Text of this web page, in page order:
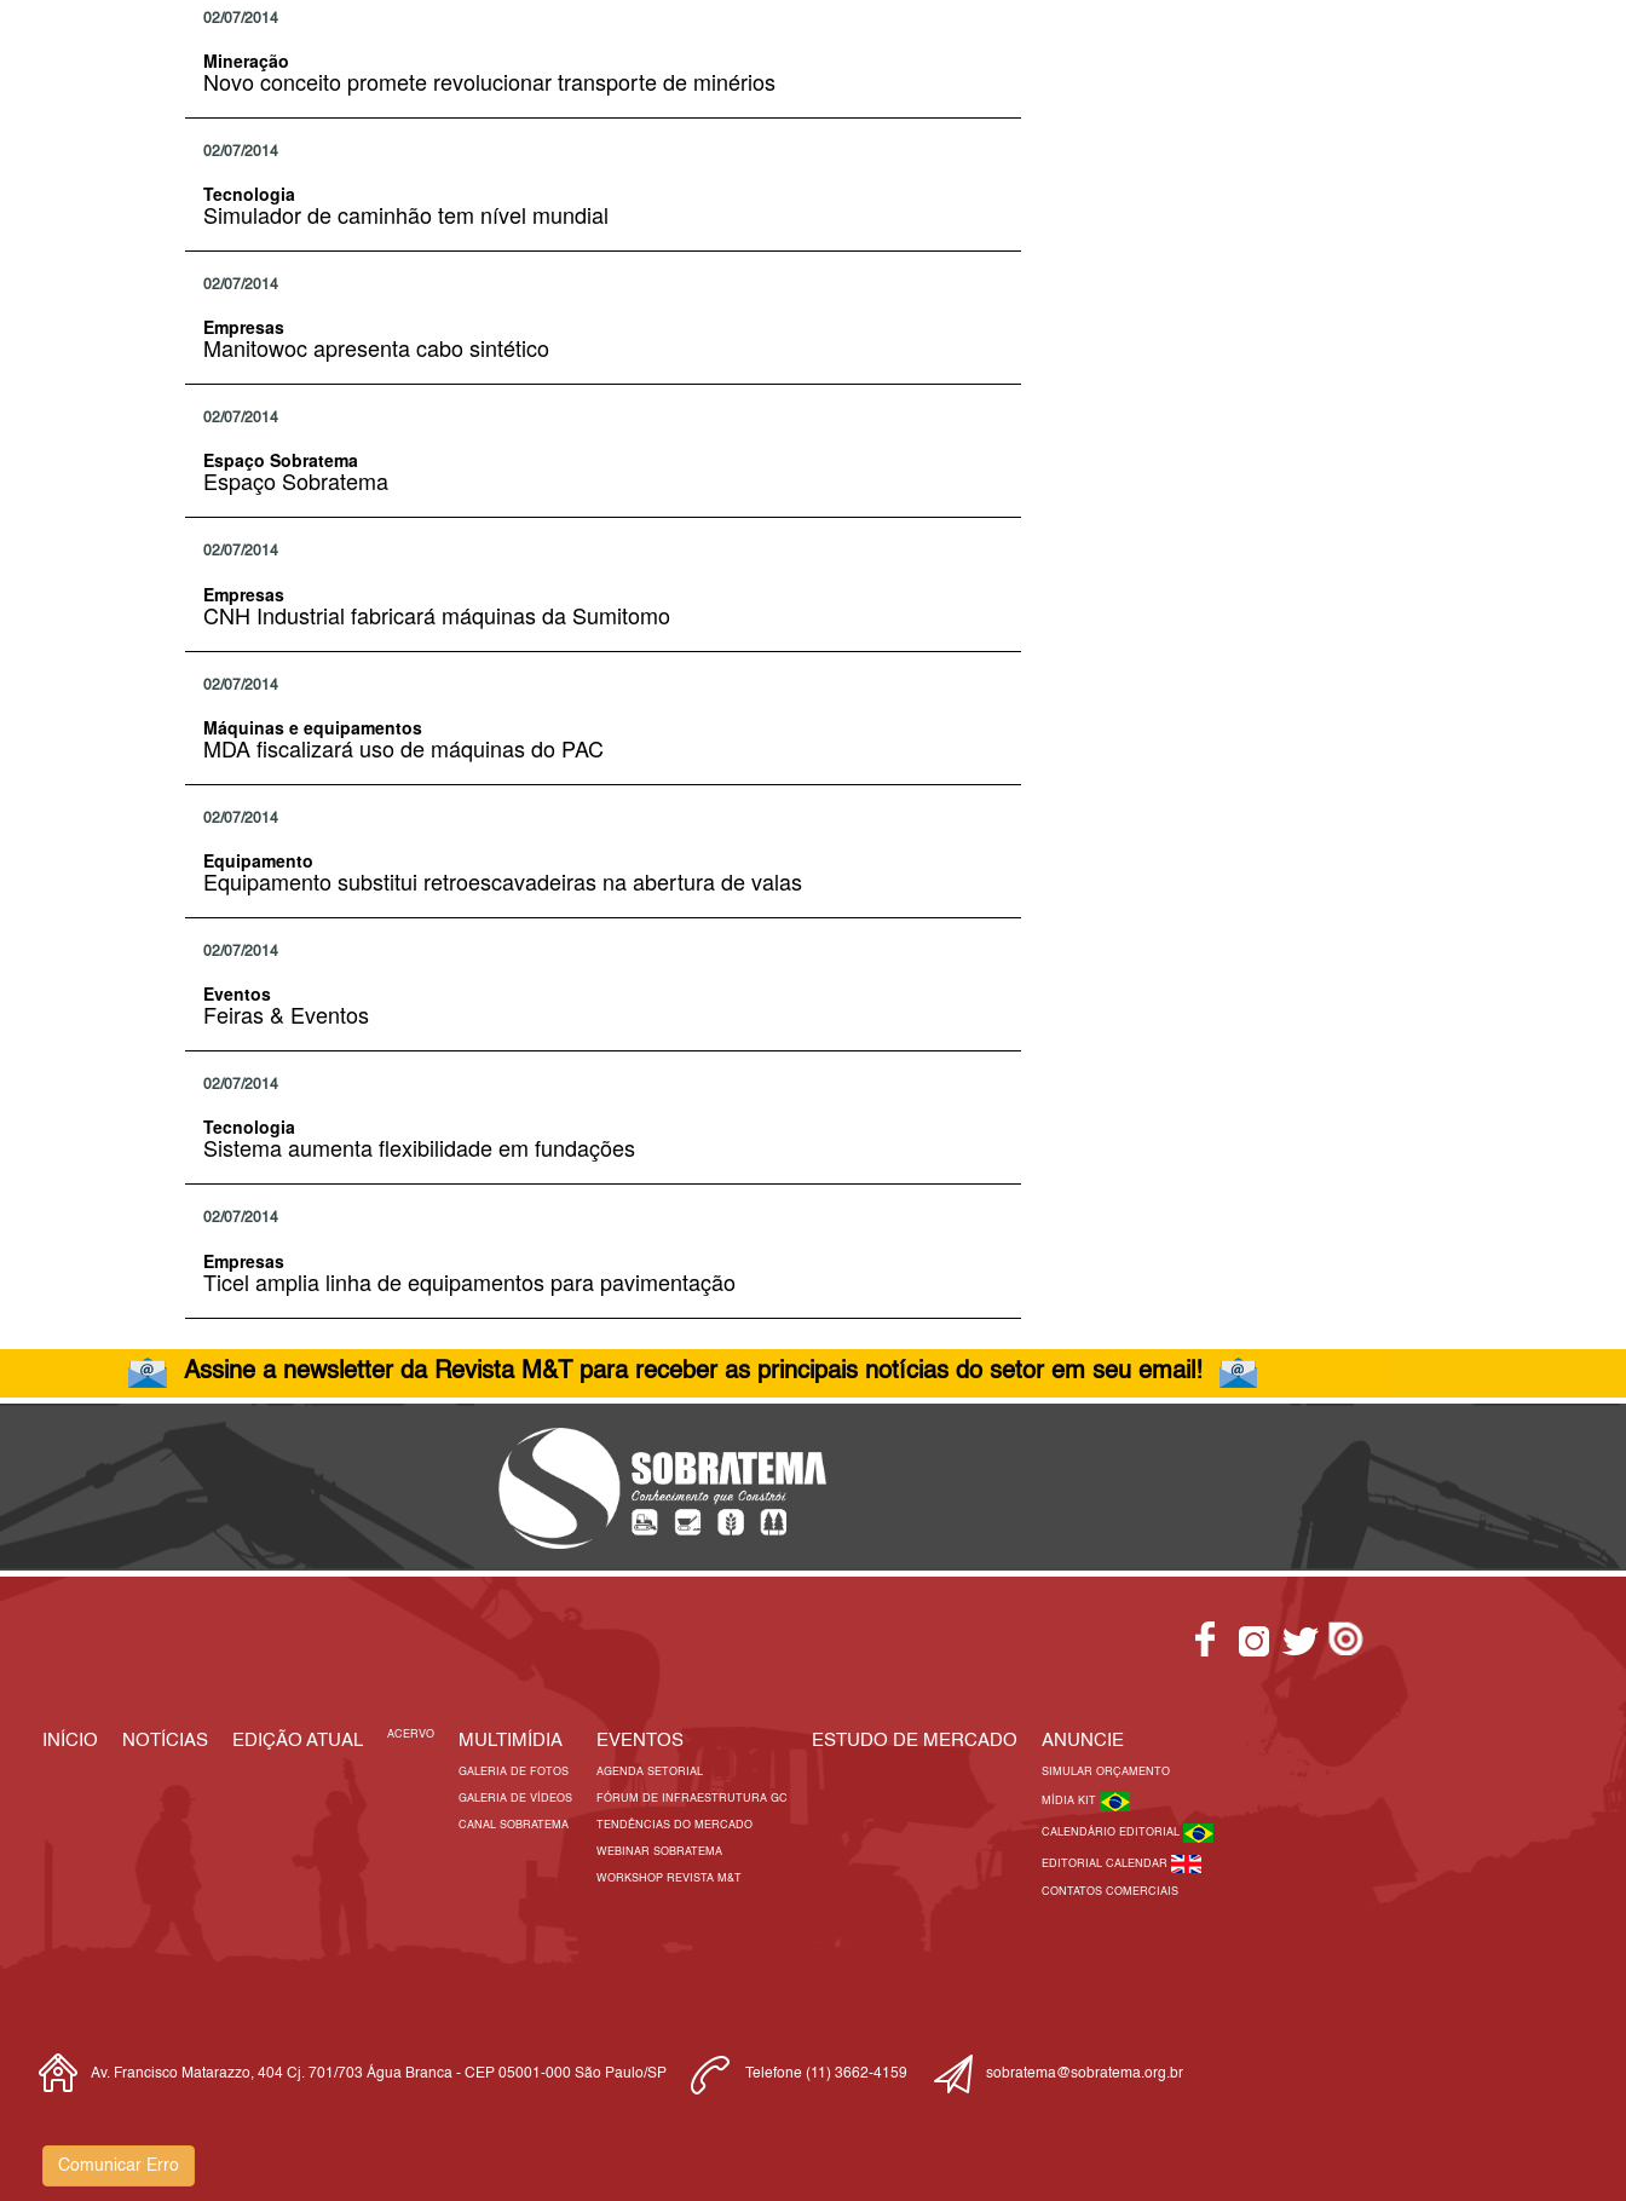
02/07/2014
Mineração
Novo conceito promete revolucionar transporte de minérios
02/07/2014
Tecnologia
Simulador de caminhão tem nível mundial
02/07/2014
Empresas
Manitowoc apresenta cabo sintético
02/07/2014
Espaço Sobratema
Espaço Sobratema
02/07/2014
Empresas
CNH Industrial fabricará máquinas da Sumitomo
02/07/2014
Máquinas e equipamentos
MDA fiscalizará uso de máquinas do PAC
02/07/2014
Equipamento
Equipamento substitui retroescavadeiras na abertura de valas
02/07/2014
Eventos
Feiras & Eventos
02/07/2014
Tecnologia
Sistema aumenta flexibilidade em fundações
02/07/2014
Empresas
Ticel amplia linha de equipamentos para pavimentação
Assine a newsletter da Revista M&T para receber as principais notícias do setor em seu email!
INÍCIO NOTÍCIAS EDIÇÃO ATUAL ACERVO MULTIMÍDIA
GALERIA DE FOTOS
GALERIA DE VÍDEOS
CANAL SOBRATEMA
EVENTOS
AGENDA SETORIAL
FÓRUM DE INFRAESTRUTURA GC
TENDÊNCIAS DO MERCADO
WEBINAR SOBRATEMA
WORKSHOP REVISTA M&T
ESTUDO DE MERCADO ANUNCIE
SIMULAR ORÇAMENTO
MÍDIA KIT
CALENDÁRIO EDITORIAL
EDITORIAL CALENDAR
CONTATOS COMERCIAIS
Av. Francisco Matarazzo, 404 Cj. 701/703 Água Branca - CEP 05001-000 São Paulo/SP Telefone (11) 3662-4159 sobratema@sobratema.org.br
Comunicar Erro